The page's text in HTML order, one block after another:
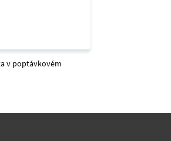
v poptávkovém